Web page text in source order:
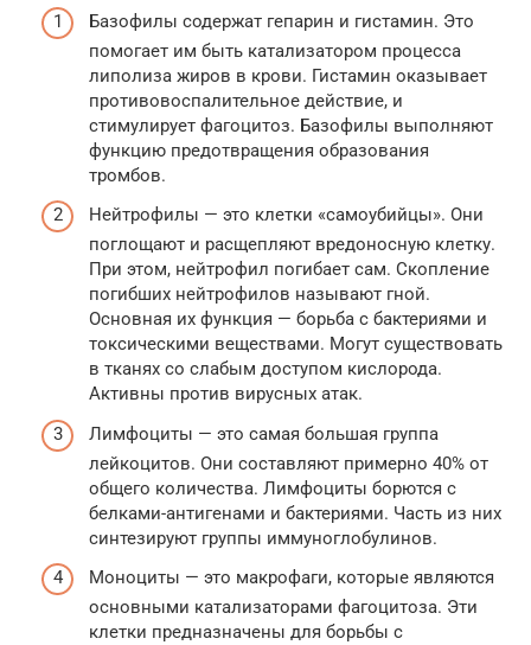
Базофилы содержат гепарин и гистамин. Это
помогает им быть катализатором процесса
липолиза жиров в крови. Гистамин оказывает
противовоспалительное действие, и
стимулирует фагоцитоз. Базофилы выполняют
функцию предотвращения образования
тромбов.
Нейтрофилы — это клетки «самоубийцы». Они
поглощают и расщепляют вредоносную клетку.
При этом, нейтрофил погибает сам. Скопление
погибших нейтрофилов называют гной.
Основная их функция — борьба с бактериями и
токсическими веществами. Могут существовать
в тканях со слабым доступом кислорода.
Активны против вирусных атак.
Лимфоциты — это самая большая группа
лейкоцитов. Они составляют примерно 40% от
общего количества. Лимфоциты борются с
белками-антигенами и бактериями. Часть из них
синтезируют группы иммуноглобулинов.
Моноциты — это макрофаги, которые являются
основными катализаторами фагоцитоза. Эти
клетки предназначены для борьбы с